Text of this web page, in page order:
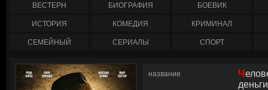
ВЕСТЕРН БИОГРАФИЯ БОЕВИК
ИСТОРИЯ КОМЕДИЯ КРИМИНАЛ
СЕМЕЙНЫЙ СЕРИАЛЫ СПОРТ
название
Человек, который рисовал
деньги